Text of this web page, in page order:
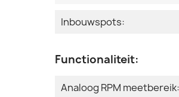
Inbouwspots:
Functionaliteit:
Analoog RPM meetbereik: